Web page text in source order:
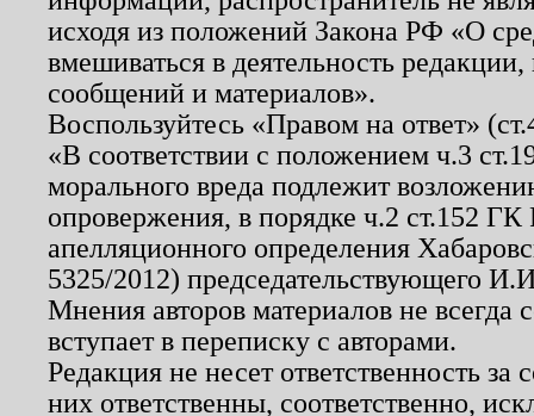
исходя из положений Закона РФ «О
вмешиваться в деятельность
сообщений и материалов».
Воспользуйтесь «Правом на ответ»
«В соответствии с положением ч.3
морального вреда подлежит
опровержения, в порядке ч.2 ст.152
апелляционного определения
5325/2012) председательствующего
Мнения авторов материалов не
вступает в переписку с авторами.
Редакция не несет ответственность
них ответственны, соответственно,